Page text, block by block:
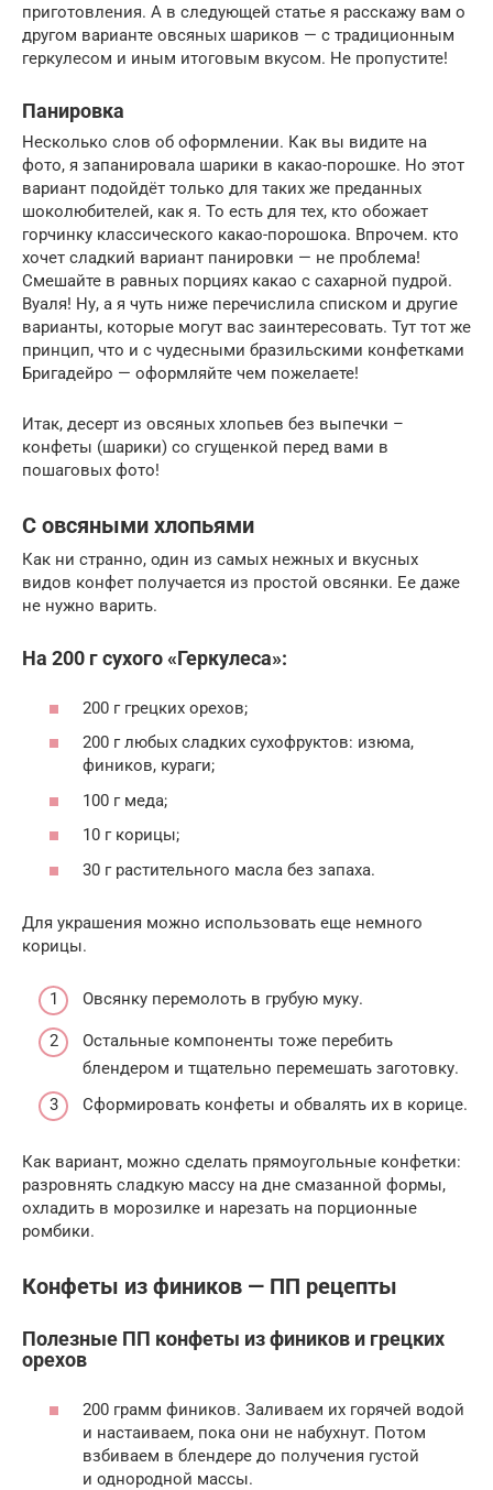
приготовления. А в следующей статье я расскажу вам о
другом варианте овсяных шариков — с традиционным
геркулесом и иным итоговым вкусом. Не пропустите!
Панировка
Несколько слов об оформлении. Как вы видите на
фото, я запанировала шарики в какао-порошке. Но этот
вариант подойдёт только для таких же преданных
шоколюбителей, как я. То есть для тех, кто обожает
горчинку классического какао-порошока. Впрочем. кто
хочет сладкий вариант панировки — не проблема!
Смешайте в равных порциях какао с сахарной пудрой.
Вуаля! Ну, а я чуть ниже перечислила списком и другие
варианты, которые могут вас заинтересовать. Тут тот же
принцип, что и с чудесными бразильскими конфетками
Бригадейро — оформляйте чем пожелаете!
Итак, десерт из овсяных хлопьев без выпечки –
конфеты (шарики) со сгущенкой перед вами в
пошаговых фото!
С овсяными хлопьями
Как ни странно, один из самых нежных и вкусных
видов конфет получается из простой овсянки. Ее даже
не нужно варить.
На 200 г сухого «Геркулеса»:
200 г грецких орехов;
200 г любых сладких сухофруктов: изюма,
фиников, кураги;
100 г меда;
10 г корицы;
30 г растительного масла без запаха.
Для украшения можно использовать еще немного
корицы.
Овсянку перемолоть в грубую муку.
Остальные компоненты тоже перебить
блендером и тщательно перемешать заготовку.
Сформировать конфеты и обвалять их в корице.
Как вариант, можно сделать прямоугольные конфетки:
разровнять сладкую массу на дне смазанной формы,
охладить в морозилке и нарезать на порционные
ромбики.
Конфеты из фиников — ПП рецепты
Полезные ПП конфеты из фиников и грецких
орехов
200 грамм фиников. Заливаем их горячей водой
и настаиваем, пока они не набухнут. Потом
взбиваем в блендере до получения густой
и однородной массы.